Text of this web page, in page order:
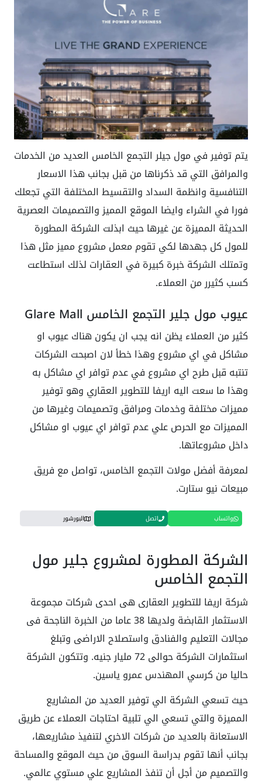
يتم توفير في مول جيلر التجمع الخامس العديد من الخدمات
والمرافق التي قد ذكرناها من قبل بجانب هذا الاسعار
التنافسية وانظمة السداد والتقسيط المختلفة التي تجعلك
فورا في الشراء وايضا الموقع المميز والتصميمات العصرية
الحديثة المميزة عن غيرها حيث ابذلت الشركة المطورة
للمول كل جهدها لكي تقوم معمل مشروع مميز مثل هذا
وتمتلك الشركة خبرة كبيرة في العقارات لذلك استطاعت
كسب كثيرر من العملاء.
عيوب مول جلير التجمع الخامس Glare Mall
كثير من العملاء يظن انه يجب ان يكون هناك عيوب او
مشاكل في اي مشروع وهذا خطأ لان اصبحت الشركات
تنتبه قبل طرح اي مشروع في عدم توافر اي مشاكل به
وهذا ما سعت اليه اريفا للتطوير العقاري وهو توفير
مميزات مختلفة وخدمات ومرافق وتصميمات وغيرها من
المميزات مع الحرص علي عدم توافر اي عيوب او مشاكل
داخل مشروعاتها.
لمعرفة أفضل مولات التجمع الخامس، تواصل مع فريق
مبيعات نيو ستارت.
واتساب اتصل البورشور
الشركة المطورة لمشروع جلير مول
التجمع الخامس
شركة اريفا للتطوير العقارى هى احدى شركات مجموعة
الاستثمار القابضة ولديها 38 عاما من الخبرة الناجحة فى
مجالات التعليم والفنادق واستصلاح الاراضى وتبلغ
استثمارات الشركة حوالى 72 مليار جنيه. وتتكون الشركة
حاليا من كرسي المهندس عمرو ياسين.
حيث تسعي الشركة الي توفير العديد من المشاريع
المميزة والتي تسعي الي تلبية احتاجات العملاء عن طريق
الاستعانة بالعديد من شركات الاخري لتنفيذ مشاريعها،
بجانب أنها تقوم بدراسة السوق من حيث الموقع والمساحة
والتصميم من أجل أن تنفذ المشاريع علي مستوي عالمي.